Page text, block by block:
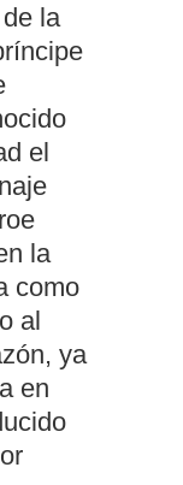
la
el
la
como
al
ya
en